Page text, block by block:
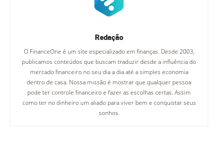
Redação
O FinanceOne é um site especializado em finanças. Desde 2003,
publicamos conteúdos que buscam traduzir desde a influência do
mercado financeiro no seu dia a dia até a simples economia
dentro de casa. Nossa missão é mostrar que qualquer pessoa
pode ter controle financeiro e fazer as escolhas certas. Assim
como ter no dinheiro um aliado para viver bem e conquistar seus
sonhos.